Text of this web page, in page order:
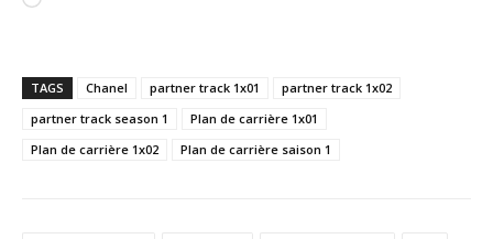
r
g
e
m
TAGS Chanel partner track 1x01
partner track 1x02
partner track season 1
Plan de carrière 1x01
Plan de carrière 1x02
Plan de carrière saison 1